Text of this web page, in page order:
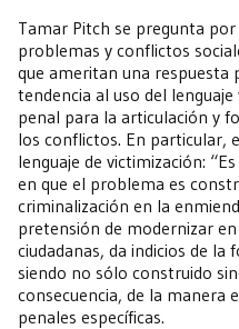
Tamar Pitch se pregunta
problemas y conflictos
que ameritan una respuesta
tendencia al uso del
penal para la articulación y
los conflictos. En particular,
lenguaje de victimización:
en que el problema es
criminalización en la
pretensión de modernizar
ciudadanas, da indicios de
siendo no sólo construido
consecuencia, de la manera
penales específicas.